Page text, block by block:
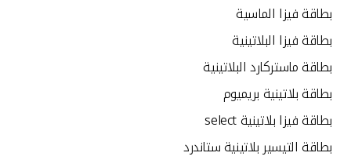
مملكة البحرين
بطاقة فيزا الماسية
بطاقة فيزا البلاتينية
بطاقة ماستركارد البلاتينية
بطاقة بلاتينية بريميوم
بطاقة فيزا بلاتينية select
بطاقة التيسير بلاتينية ستاندرد